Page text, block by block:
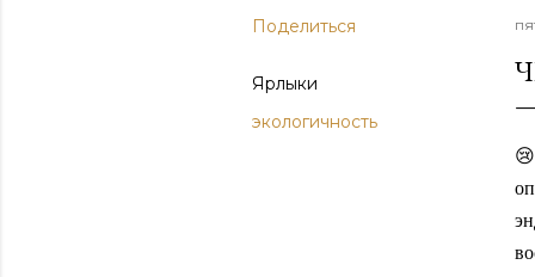
Поделиться
Ярлыки
экологичность